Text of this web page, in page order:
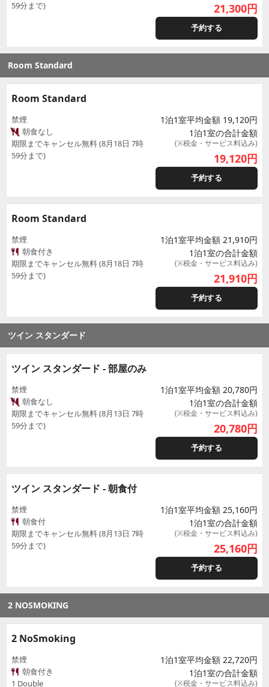
59分まで)
21,300円
予約する
Room Standard
Room Standard
禁煙
朝食なし
期限までキャンセル無料 (8月18日 7時
59分まで)
1泊1室平均金額 19,120円
1泊1室の合計金額
(※税金・サービス料込み)
19,120円
予約する
Room Standard
禁煙
朝食付き
期限までキャンセル無料 (8月18日 7時
59分まで)
1泊1室平均金額 21,910円
1泊1室の合計金額
(※税金・サービス料込み)
21,910円
予約する
ツイン スタンダード
ツイン スタンダード - 部屋のみ
禁煙
朝食なし
期限までキャンセル無料 (8月13日 7時
59分まで)
1泊1室平均金額 20,780円
1泊1室の合計金額
(※税金・サービス料込み)
20,780円
予約する
ツイン スタンダード - 朝食付
禁煙
朝食付
期限までキャンセル無料 (8月13日 7時
59分まで)
1泊1室平均金額 25,160円
1泊1室の合計金額
(※税金・サービス料込み)
25,160円
予約する
2 NOSMOKING
2 NoSmoking
禁煙
朝食付き
1 Double
1泊1室平均金額 22,720円
1泊1室の合計金額
(※税金・サービス料込み)